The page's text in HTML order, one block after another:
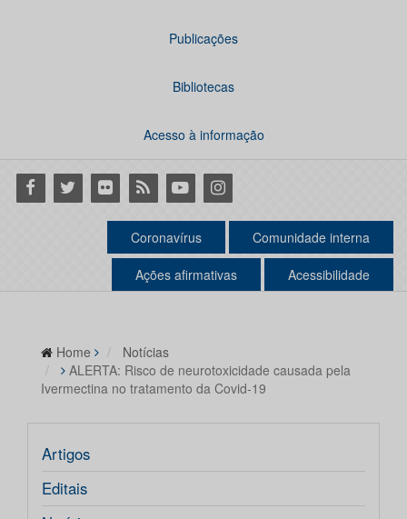
Publicações
Bibliotecas
Acesso à informação
Facebook
Twitter Flickr RSS YoutubeInstagram
Coronavírus Comunidade interna
Ações afirmativas Acessibilidade
Home
Notícias
ALERTA: Risco de neurotoxicidade causada pela
Ivermectina no tratamento da Covid-19
Artigos
Editais